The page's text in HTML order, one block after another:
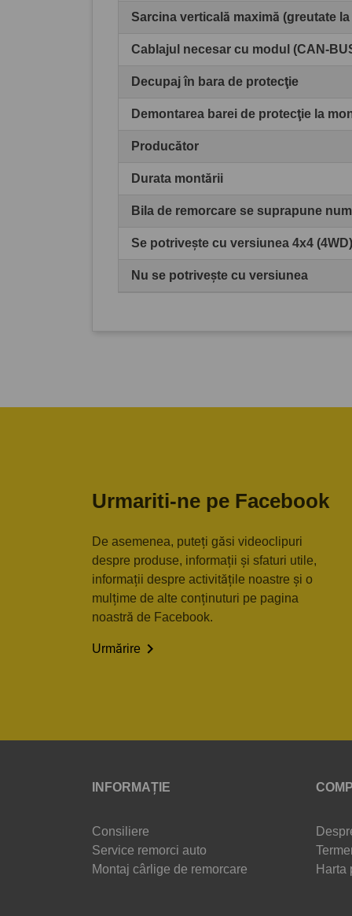
Sarcina verticală maximă (greutate
Cablajul necesar cu modul (CAN-
Decupaj în bara de protecţie
Demontarea barei de protecţie la
Producător
Durata montării
Bila de remorcare se suprapune
Se potrivește cu versiunea 4x4 (4WD)
Nu se potrivește cu versiunea
Urmariti-ne pe Facebook
De asemenea, puteți găsi videoclipuri
despre produse, informații și sfaturi utile,
informații despre activitățile noastre și o
mulțime de alte conținuturi pe pagina
noastră de Facebook.
Urmărire 
INFORMAȚIE
Consiliere
Service remorci auto
Montaj cârlige de remorcare
Harta